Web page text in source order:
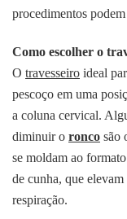
procedimentos
Como escolher o
O travesseiro ideal
pescoço em uma
a coluna cervical.
diminuir o ronco são
se moldam ao
de cunha, que
respiração.